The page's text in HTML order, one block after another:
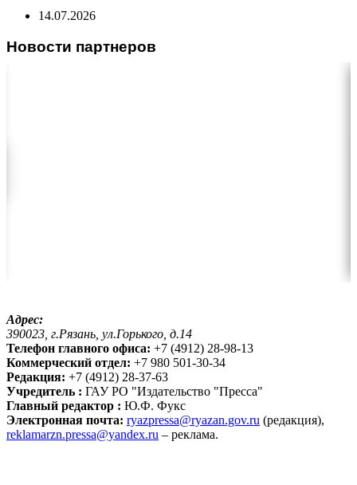
14.07.2026
Новости партнеров
Адрес:
390023, г.Рязань, ул.Горького, д.14
Телефон главного офиса: +7 (4912) 28-98-13
Коммерческий отдел: +7 980 501-30-34
Редакция: +7 (4912) 28-37-63
Учредитель : ГАУ РО "Издательство "Пресса"
Главный редактор : Ю.Ф. Фукс
Электронная почта: ryazpressa@ryazan.gov.ru (редакция),
reklamarzn.pressa@yandex.ru – реклама.